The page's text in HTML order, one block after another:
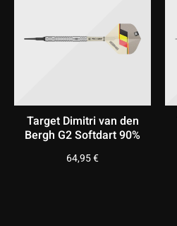
Target Dimitri van den
Bergh G2 Softdart 90%
64,95€